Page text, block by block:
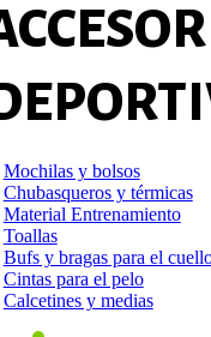
Mochilas y bolsos
Chubasqueros y térmicas
Material Entrenamiento
Toallas
Bufs y bragas para el
Cintas para el pelo
Calcetines y medias